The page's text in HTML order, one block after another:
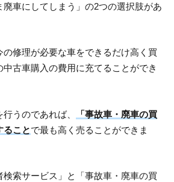
車にしてしまう」の2つの選択肢があ
の修理が必要な車をできるだけ高く買
古車購入の費用に充てることができ
うのであれば、
「事故車・廃車の買
ることで最も高く売ることができま
索サービス」と「事故車・廃車の買